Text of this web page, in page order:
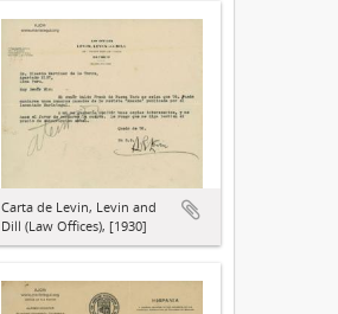
Carta de Levin, Levin and
Dill (Law Offices), [1930]